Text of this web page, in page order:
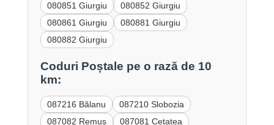
080851 Giurgiu
080852 Giurgiu
080861 Giurgiu
080881 Giurgiu
080882 Giurgiu
Coduri Poștale pe o rază de 10
km:
087216 Bălanu
087210 Slobozia
087082 Remuş
087081 Cetatea